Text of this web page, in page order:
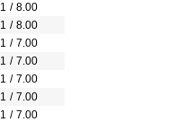
1 / 8.00
1 / 8.00
1 / 7.00
1 / 7.00
1 / 7.00
1 / 7.00
1 / 7.00